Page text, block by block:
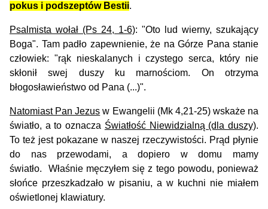
pokus i podszeptów Bestii.
Psalmista wołał (Ps 24, 1-6): "Oto lud wierny, szukający
Boga". Tam padło zapewnienie, że na Górze Pana stanie
człowiek: "rąk nieskalanych i czystego serca,
który nie
skłonił swej duszy ku marnościom. On otrzyma
błogosławieństwo od Pana (...)".
Natomiast Pan Jezus w Ewangelii (Mk 4,21-25) wskaże na
światło, a to oznacza Światłość Niewidzialną (dla duszy).
To też jest pokazane w naszej rzeczywistości. Prąd płynie
do nas przewodami, a dopiero w domu mamy
światło. Właśnie męczyłem się z tego powodu, ponieważ
słońce przeszkadzało w pisaniu, a w kuchni nie miałem
oświetlonej klawiatury.